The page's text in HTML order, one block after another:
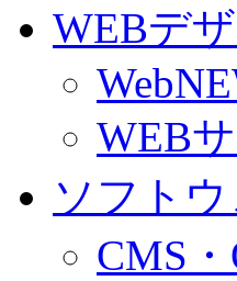
WEBデ
WEB
ソフト
CMS